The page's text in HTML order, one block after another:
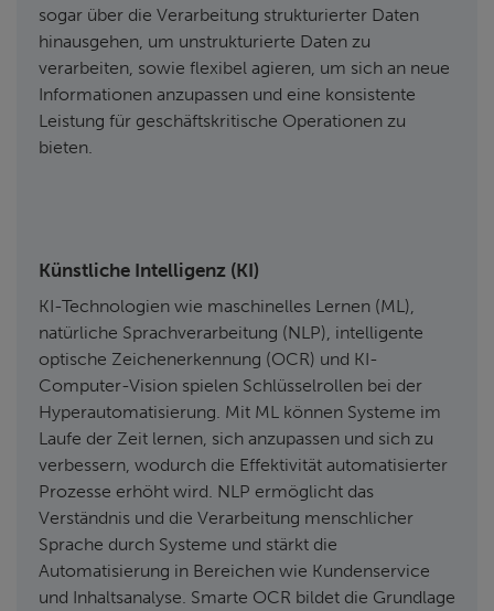
sogar über die Verarbeitung strukturierter Daten
hinausgehen, um unstrukturierte Daten zu
verarbeiten, sowie flexibel agieren, um sich an neue
Informationen anzupassen und eine konsistente
Leistung für geschäftskritische Operationen zu
bieten.
Künstliche Intelligenz (KI)
KI-Technologien wie maschinelles Lernen (ML),
natürliche Sprachverarbeitung (NLP), intelligente
optische Zeichenerkennung (OCR) und KI-
Computer-Vision spielen Schlüsselrollen bei der
Hyperautomatisierung. Mit ML können Systeme im
Laufe der Zeit lernen, sich anzupassen und sich zu
verbessern, wodurch die Effektivität automatisierter
Prozesse erhöht wird. NLP ermöglicht das
Verständnis und die Verarbeitung menschlicher
Sprache durch Systeme und stärkt die
Automatisierung in Bereichen wie Kundenservice
und Inhaltsanalyse. Smarte OCR bildet die Grundlage